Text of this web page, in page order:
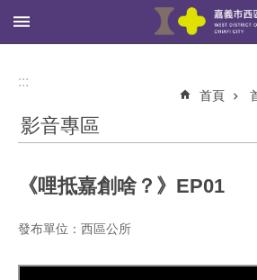
跳到主要內容區塊
搜
西
公
:::
首頁
影音專區
《哩抵嘉創啥？》EP01
發布單位：西區公所